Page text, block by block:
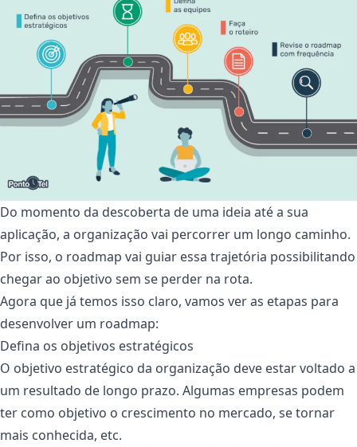
Do momento da descoberta de uma ideia até a sua
aplicação, a organização vai percorrer um longo caminho.
Por isso, o roadmap vai guiar essa trajetória possibilitando
chegar ao objetivo sem se perder na rota.
Agora que já temos isso claro, vamos ver as etapas para
desenvolver um roadmap:
Defina os objetivos estratégicos
O objetivo estratégico da organização deve estar voltado a
um resultado de longo prazo. Algumas empresas podem
ter como objetivo o crescimento no mercado, se tornar
mais conhecida, etc.